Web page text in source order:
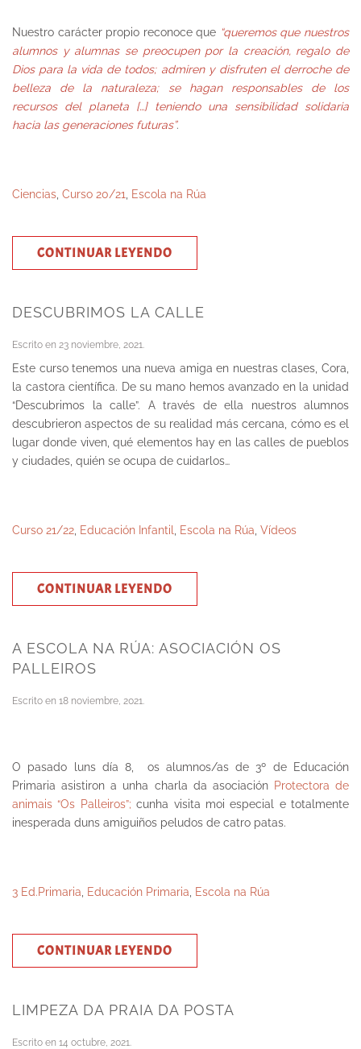
Nuestro carácter propio reconoce que “queremos que nuestros
alumnos y alumnas se preocupen por la creación, regalo de
Dios para la vida de todos; admiren y disfruten el derroche de
belleza de la naturaleza; se hagan responsables de los
recursos del planeta […] teniendo una sensibilidad solidaria
hacia las generaciones futuras”.
Ciencias Curso 20/21 Escola na Rúa
CONTINUAR LEYENDO
DESCUBRIMOS LA CALLE
Escrito en 23 noviembre, 2021.
Este curso tenemos una nueva amiga en nuestras clases, Cora,
la castora científica. De su mano hemos avanzado en la unidad
“Descubrimos la calle”. A través de ella nuestros alumnos
descubrieron aspectos de su realidad más cercana, cómo es el
lugar donde viven, qué elementos hay en las calles de pueblos
y ciudades, quién se ocupa de cuidarlos…
Curso 21/22 Educación Infantil Escola na Rúa Vídeos
CONTINUAR LEYENDO
A ESCOLA NA RÚA: ASOCIACIÓN OS
PALLEIROS
Escrito en 18 noviembre, 2021.
O pasado luns día 8, os alumnos/as de 3º de Educación
Primaria asistiron a unha charla da asociación Protectora de
animais “Os Palleiros”; cunha visita moi especial e totalmente
inesperada duns amiguiños peludos de catro patas.
3 Ed.Primaria Educación Primaria Escola na Rúa
CONTINUAR LEYENDO
LIMPEZA DA PRAIA DA POSTA
Escrito en 14 octubre, 2021.